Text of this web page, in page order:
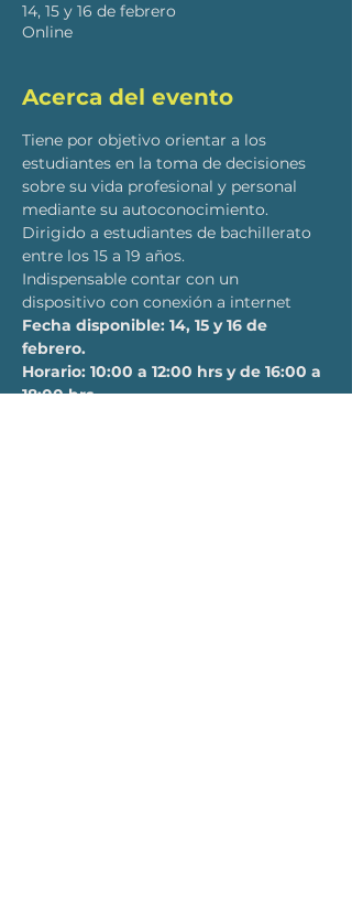
14, 15 y 16 de febrero
Online
Acerca del evento
Tiene por objetivo orientar a los
estudiantes en la toma de decisiones
sobre su vida profesional y personal
mediante su autoconocimiento.
Dirigido a estudiantes de bachillerato
entre los 15 a 19 años.
Indispensable contar con un
dispositivo con conexión a internet
Fecha disponible: 14, 15 y 16 de
febrero.
Horario: 10:00 a 12:00 hrs y de 16:00 a
18:00 hrs.